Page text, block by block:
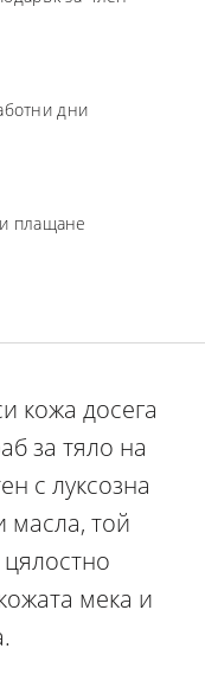
дни
плащане
кожа досега
за тяло на
с луксозна
масла, той
мека и